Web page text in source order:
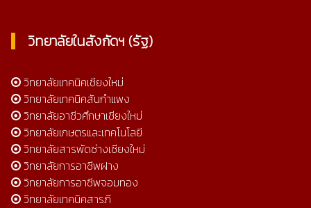
วิทยาลัยในสังกัดฯ (รัฐ)
วิทยาลัยเทคนิคเชียงใหม่
วิทยาลัยเทคนิคสันกำแพง
วิทยาลัยอาชีวศึกษาเชียงใหม่
วิทยาลัยเกษตรและเทคโนโลยี
วิทยาลัยสารพัดช่างเชียงใหม่
วิทยาลัยการอาชีพฝาง
วิทยาลัยการอาชีพจอมทอง
วิทยาลัยเทคนิคสารภี